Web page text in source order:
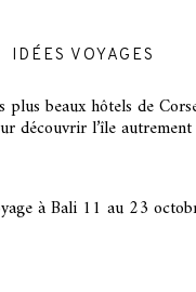
IDÉES VOYAGES
plus beaux hôtels de
découvrir l’île autrement
à Bali 11 au 23